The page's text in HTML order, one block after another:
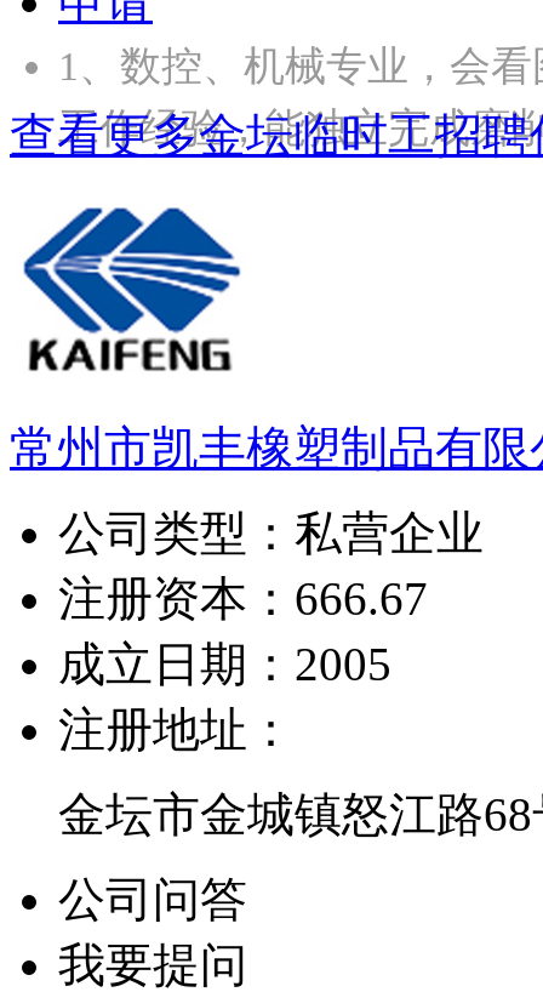
1、数控、机械专业，会
工作经验，能独立完成
查看更多金坛临时工招聘
常州市凯丰橡塑制品有限
公司类型： 私营企业
注册资本： 666.67
成立日期： 2005
注册地址：
金坛市金城镇怒江路68
公司问答
我要提问